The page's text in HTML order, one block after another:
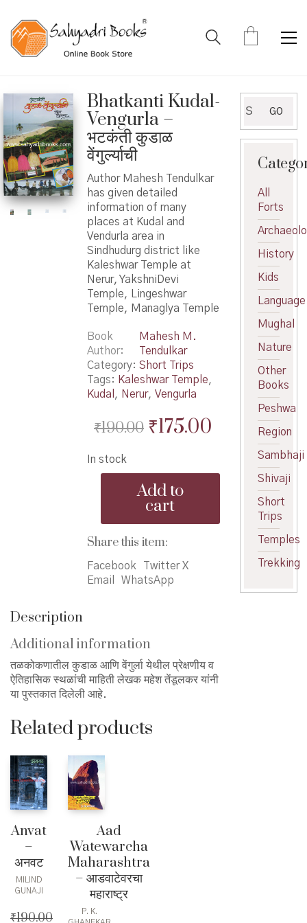
Bhatkanti Kudal-
Vengurla –
भटकंती कुडाळ
वेंगुर्ल्याची
Author Mahesh Tendulkar
has given detailed
information of many
places at Kudal and
Vendurla area in
Sindhudurg district like
Kaleshwar Temple at
Nerur, YakshniDevi
Temple, Lingeshwar
Temple, Managlya Temple
Book
Author
Mahesh M.
Tendulkar
Category: Short Trips
Tags: Kaleshwar Temple,
Kudal , Nerur, Vengurla
₹190.00 Original
was:
₹190.00.
₹175.00Current
is:
₹175.00.
In stock
भटकंती
वेंगुर्ल्याची
quantity
Add to
cart
Share this item:
Facebook
Twitter X
Email
WhatsApp
Description
Additional information
तळकोकणातील कुडाळ आणि वेंगुर्ला येथील प्रेक्षणीय व
ऐतिहासिक स्थळांची माहिती लेखक महेश तेंडूलकर यांनी
या पुस्तकात दिलेली आहे.
Related products
Anvat
–
अनवट
MILIND
GUNAJI
₹190.00
Aad
Watewarcha
Maharashtra
– आडवाटेवरचा
महाराष्ट्र
P. K.
for:
GO
All
Forts
History
Kids
Language
Mughal
Nature
Other
Books
Peshwa
Region
Sambhaji
Shivaji
Short
Trips
Temples
Trekking